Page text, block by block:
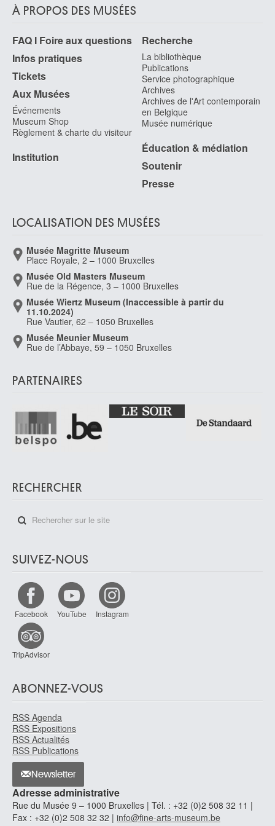
À PROPOS DES MUSÉES
FAQ I Foire aux questions
Infos pratiques
Tickets
Aux Musées
Événements
Museum Shop
Règlement & charte du visiteur
Institution
Recherche
La bibliothèque
Publications
Service photographique
Archives
Archives de l'Art contemporain
en Belgique
Musée numérique
Éducation & médiation
Soutenir
Presse
LOCALISATION DES MUSÉES
Musée Magritte Museum
Place Royale, 2 – 1000 Bruxelles
Musée Old Masters Museum
Rue de la Régence, 3 – 1000 Bruxelles
Musée Wiertz Museum (Inaccessible à partir du
11.10.2024)
Rue Vautier, 62 – 1050 Bruxelles
Musée Meunier Museum
Rue de l’Abbaye, 59 – 1050 Bruxelles
PARTENAIRES
RECHERCHER
SUIVEZ-NOUS
Facebook YouTube Instagram
TripAdvisor
ABONNEZ-VOUS
RSS Agenda
RSS Expositions
RSS Actualités
RSS Publications
Newsletter
Adresse administrative
Rue du Musée 9 – 1000 Bruxelles | Tél. : +32 (0)2 508 32 11 |
Fax : +32 (0)2 508 32 32 | info@fine-arts-museum.be